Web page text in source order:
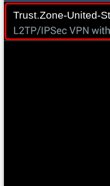
Trust.Zone-United-